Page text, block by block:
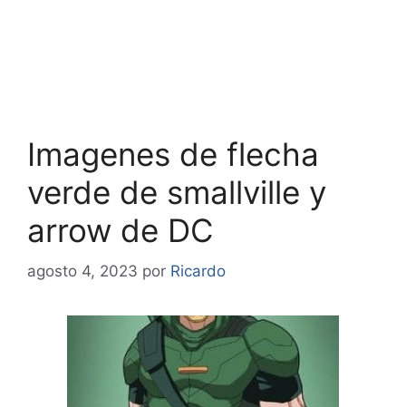
Imagenes de flecha
verde de smallville y
arrow de DC
agosto 4, 2023 por Ricardo